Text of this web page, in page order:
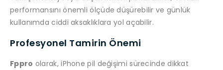
performansını önemli ölçüde düşürebilir ve günlük
kullanımda ciddi aksaklıklara yol açabilir.
Profesyonel Tamirin Önemi
Fppro olarak, iPhone pil değişimi sürecinde dikkat